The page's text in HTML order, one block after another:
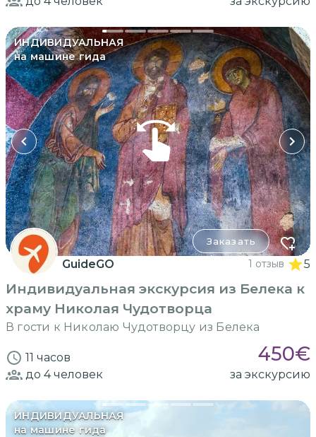
ИНДИВИДУАЛЬНАЯ
на машине гида
Заказать
GuideGO 1 отзыв 5
Индивидуальная экскурсия из Белека к
храму Николая Чудотворца
В гости к Николаю Чудотворцу из Белека
11 часов 450€
до 4человек за экскурсию
ИНДИВИДУАЛЬНАЯ
на машине гида